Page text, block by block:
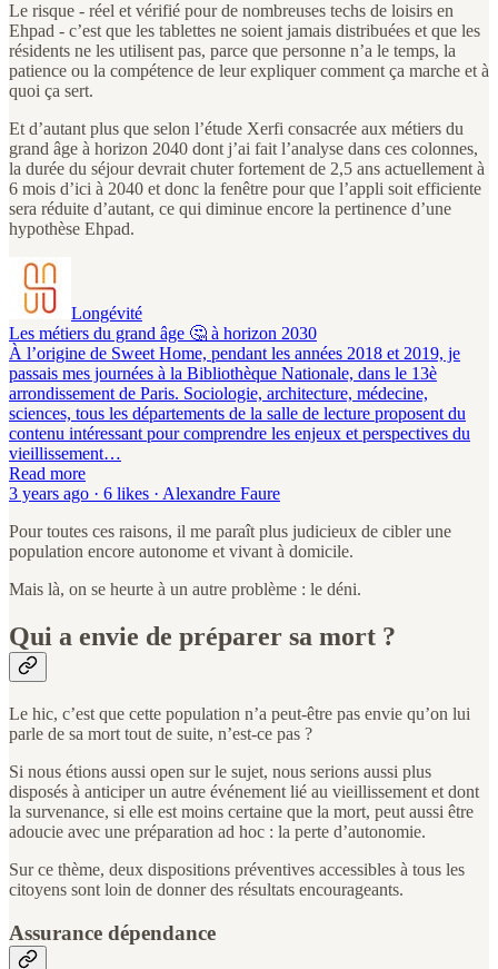
Le risque - réel et vérifié pour de nombreuses techs de loisirs en
Ehpad - c’est que les tablettes ne soient jamais distribuées et que les
résidents ne les utilisent pas, parce que personne n’a le temps, la
patience ou la compétence de leur expliquer comment ça marche et à
quoi ça sert.
Et d’autant plus que selon l’étude Xerfi consacrée aux métiers du
grand âge à horizon 2040 dont j’ai fait l’analyse dans ces colonnes,
la durée du séjour devrait chuter fortement de 2,5 ans actuellement à
6 mois d’ici à 2040 et donc la fenêtre pour que l’appli soit efficiente
sera réduite d’autant, ce qui diminue encore la pertinence d’une
hypothèse Ehpad.
Longévité
Les métiers du grand âge 🤔 à horizon 2030
À l’origine de Sweet Home, pendant les années 2018 et 2019, je
passais mes journées à la Bibliothèque Nationale, dans le 13è
arrondissement de Paris. Sociologie, architecture, médecine,
sciences, tous les départements de la salle de lecture proposent du
contenu intéressant pour comprendre les enjeux et perspectives du
vieillissement…
Read more
3 years ago · 6 likes · Alexandre Faure
Pour toutes ces raisons, il me paraît plus judicieux de cibler une
population encore autonome et vivant à domicile.
Mais là, on se heurte à un autre problème : le déni.
Qui a envie de préparer sa mort ?
Le hic, c’est que cette population n’a peut-être pas envie qu’on lui
parle de sa mort tout de suite, n’est-ce pas ?
Si nous étions aussi open sur le sujet, nous serions aussi plus
disposés à anticiper un autre événement lié au vieillissement et dont
la survenance, si elle est moins certaine que la mort, peut aussi être
adoucie avec une préparation ad hoc : la perte d’autonomie.
Sur ce thème, deux dispositions préventives accessibles à tous les
citoyens sont loin de donner des résultats encourageants.
Assurance dépendance